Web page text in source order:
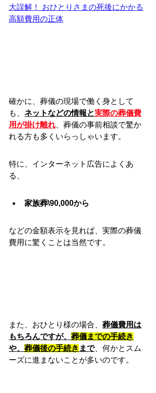
大誤解！ おひとりさまの死後にかかる
高額費用の正体
確かに、葬儀の現場で働く身として
も、 ネットなどの情報と実際の葬儀費
用が掛け離れ 、葬儀の事前相談で驚か
れる方も多くいらっしゃいます。
特に、インターネット広告によくあ
る、
家族葬\90,000から
などの金額表示を見れば、実際の葬儀
費用に驚くことは当然です。
また、おひとり様の場合、 葬儀費用は
もちろんですが、 葬儀までの手続き
や、 葬儀後の手続き まで、何かとスム
ーズに進まないことが多いのです。